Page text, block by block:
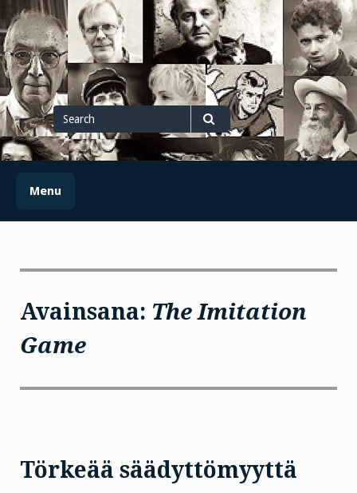
Skip
to
content
Search
for
Search
Menu
Avainsana: The Imitation
Game
Törkeää säädyttömyyttä